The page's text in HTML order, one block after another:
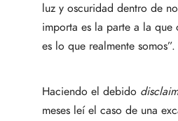
luz y oscuridad dentro de
importa es la parte a la que
es lo que realmente somos”.
Haciendo el debido
meses leí el caso de una